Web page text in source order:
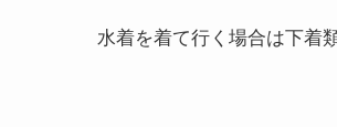
水着を着て行く場合は下着